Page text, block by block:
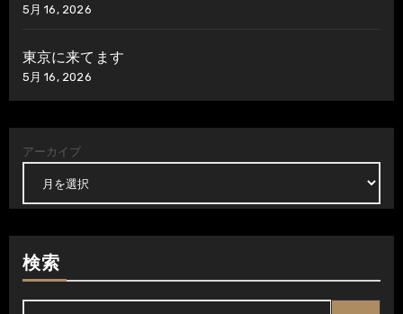
5月 16, 2026
東京に来てます
5月 16, 2026
アーカイブ
検索